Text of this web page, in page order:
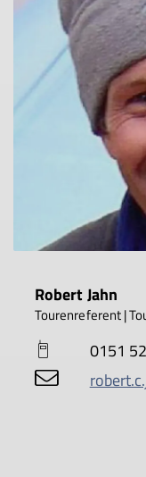
Robert Jahn
Tourenreferent |
0151